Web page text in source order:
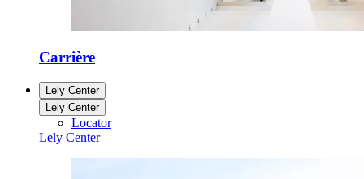
Carrière
Lely Center
Lely Center
Locator
Lely Center